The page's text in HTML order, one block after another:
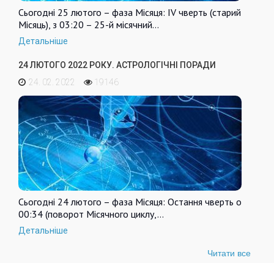
Сьогодні 25 лютого – фаза Місяця: IV чверть (старий
Місяць), з 03:20 – 25-й місячний…
Детальніше
24 ЛЮТОГО 2022 РОКУ. АСТРОЛОГІЧНІ ПОРАДИ
24. 02. 2022
19146
Сьогодні 24 лютого – фаза Місяця: Остання чверть о
00:34 (поворот Місячного циклу,…
Детальніше
Читати все